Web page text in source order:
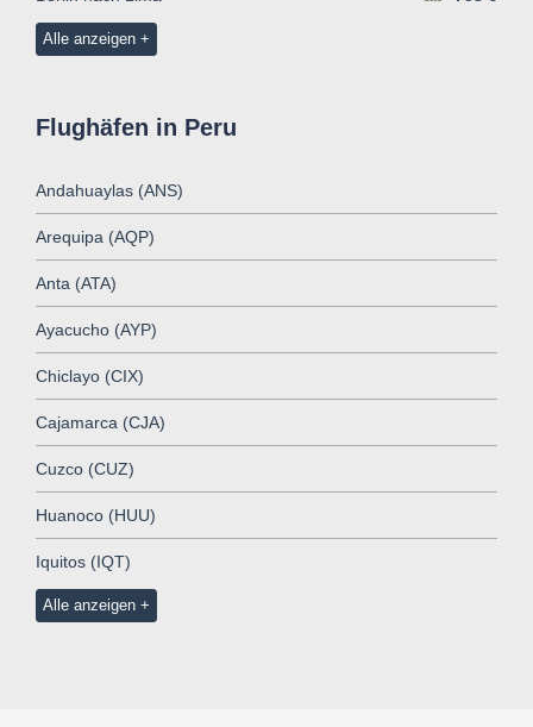
Alle anzeigen
Flughäfen in Peru
Andahuaylas (ANS)
Arequipa (AQP)
Anta (ATA)
Ayacucho (AYP)
Chiclayo (CIX)
Cajamarca (CJA)
Cuzco (CUZ)
Huanoco (HUU)
Iquitos (IQT)
Alle anzeigen